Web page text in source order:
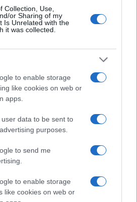
Collection, Use,
or Sharing of my
Is Unrelated with the
it was collected.
to enable storage
like cookies on web or
apps.
data to be sent to
purposes.
to send me
to enable storage
like cookies on web or
potrete più andare a teatro
facciamo
per quanto possibile,
della vita sociale. D’altra
delle persone, oltre il 90%,
piccolissima minoranza che
si fa a ridurla? La si riduce,
rompendogli ancora di più
li discriminiamo,
a piegarsi alla vaccinazione.
di scelta sui trattamenti